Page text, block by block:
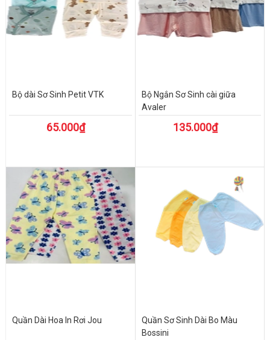
Bộ dài Sơ Sinh Petit VTK
65.000₫
Bộ Ngắn Sơ Sinh cài giữa
Avaler
135.000₫
Quần Dài Hoa In Rơi Jou
Quần Sơ Sinh Dài Bo Màu
Bossini